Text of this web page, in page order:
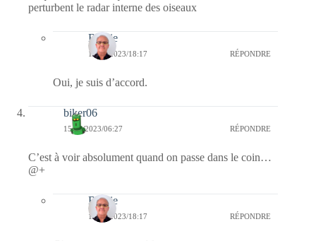
perturbent le radar interne des oiseaux
Bernie
15/02/2023/18:17 RÉPONDRE
Oui, je suis d’accord.
biker06
15/02/2023/06:27 RÉPONDRE
C’est à voir absolument quand on passe dans le coin…
@+
Bernie
15/02/2023/18:17 RÉPONDRE